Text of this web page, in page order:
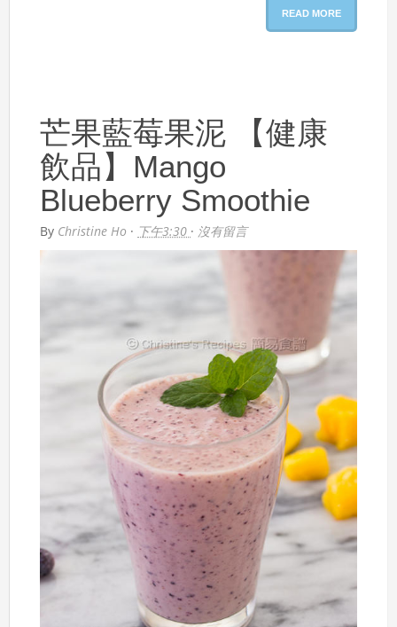
READ MORE
芒果藍莓果泥 【健康
飲品】Mango
Blueberry Smoothie
By Christine Ho · 下午3:30 · 沒有留言